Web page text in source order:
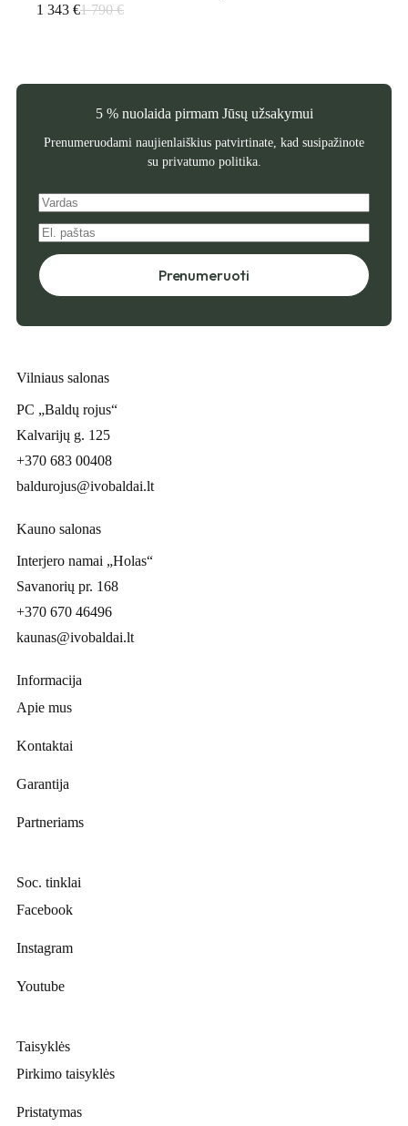
1 790€
Original
790 €.
1 343 €Current
343 €.
5 % nuolaida pirmam Jūsų užsakymui
Prenumeruodami naujienlaiškius patvirtinate, kad susipažinote
su privatumo politika.
Prenumeruoti
Vilniaus salonas
PC „Baldų rojus“
Kalvarijų g. 125
+370 683 00408
baldurojus@ivobaldai.lt
Kauno salonas
Interjero namai „Holas“
Savanorių pr. 168
+370 670 46496
kaunas@ivobaldai.lt
Informacija
Apie mus
Kontaktai
Garantija
Partneriams
Soc. tinklai
Facebook
Instagram
Youtube
Taisyklės
Pirkimo taisyklės
Pristatymas